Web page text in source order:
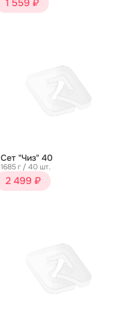
1 559 ₽
Сет "Чиз" 40
1685 г / 40 шт.
2 499 ₽